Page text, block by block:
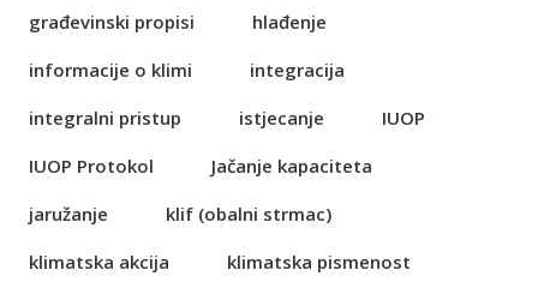
građevinski propisi
hlađenje
informacije o klimi
integracija
integralni pristup
istjecanje
IUOP
IUOP Protokol
Jačanje kapaciteta
jaružanje
klif (obalni strmac)
klimatska akcija
klimatska pismenost